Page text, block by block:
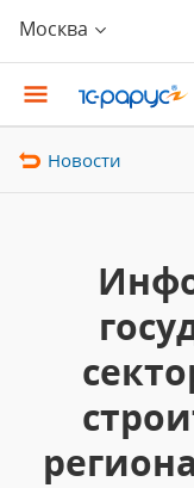
Москва
Новости